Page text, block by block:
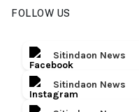
FOLLOW US
Sitindaon News
Sitindaon News